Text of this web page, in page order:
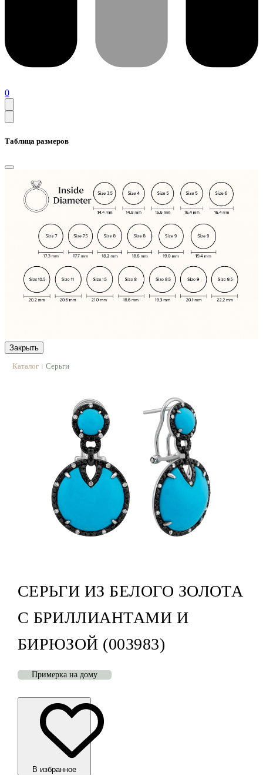
0
Таблица размеров
Закрыть
Каталог | Серьги
СЕРЬГИ ИЗ БЕЛОГО ЗОЛОТА
С БРИЛЛИАНТАМИ И
БИРЮЗОЙ (003983)
Примерка на дому
В избранноe